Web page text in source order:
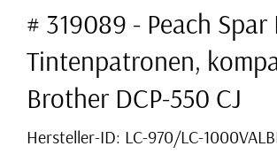
# 319089 - Peach Spar
Tintenpatronen,
Brother DCP-550 CJ
Hersteller-ID: LC-970/LC-